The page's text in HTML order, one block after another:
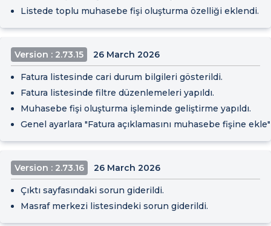
Listede toplu muhasebe fişi oluşturma özelliği eklendi.
Version : 2.73.15 26 March 2026
Fatura listesinde cari durum bilgileri gösterildi.
Fatura listesinde filtre düzenlemeleri yapıldı.
Muhasebe fişi oluşturma işleminde geliştirme yapıldı.
Genel ayarlara "Fatura açıklamasını muhasebe fişine
Version : 2.73.16 26 March 2026
Çıktı sayfasındaki sorun giderildi.
Masraf merkezi listesindeki sorun giderildi.